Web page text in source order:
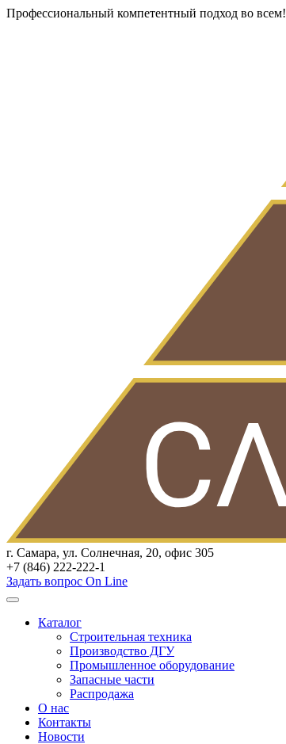
Профессиональный компетентный подход во всем!
г. Самара, ул. Солнечная, 20, офис 305
+7 (846) 222-222-1
Задать вопрос On Line
Каталог
Строительная техника
Производство ДГУ
Промышленное оборудование
Запасные части
Распродажа
О нас
Контакты
Новости